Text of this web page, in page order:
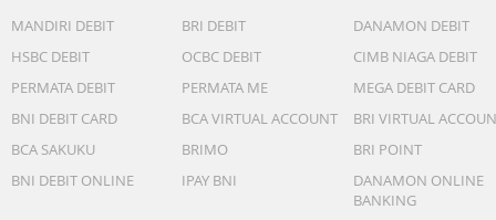
MANDIRI DEBIT BRI DEBIT
DANAMON DEBIT
HSBC DEBIT
OCBC DEBIT
CIMB NIAGA DEBIT
PERMATA DEBIT
PERMATA ME
MEGA DEBIT CARD
BNI DEBIT CARD
BCA VIRTUAL ACCOUNT
BRI VIRTUAL
BCA SAKUKU
BRIMO
BRI POINT
BNI DEBIT ONLINE
IPAY BNI
DANAMON ONLINE
BANKING